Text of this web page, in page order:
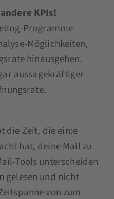
KPIs!
Programme
Möglichkeiten,
hinausgehen.
aussagekräftiger
die Zeit, die ein:e
hat, deine Mail zu
Tools unterscheiden
gelesen und nicht
von zum